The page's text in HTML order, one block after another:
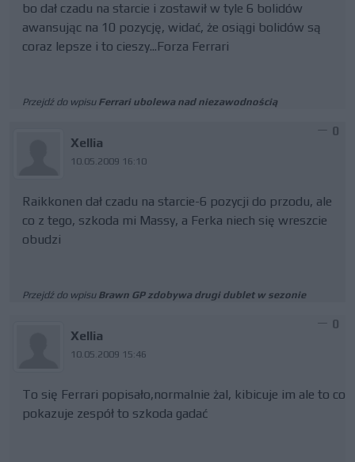
bo dał czadu na starcie i zostawił w tyle 6 bolidów
awansując na 10 pozycję, widać, że osiągi bolidów są
coraz lepsze i to cieszy...Forza Ferrari
Przejdź do wpisu Ferrari ubolewa nad niezawodnością
Xellia
10.05.2009 16:10
0
Raikkonen dał czadu na starcie-6 pozycji do przodu, ale
co z tego, szkoda mi Massy, a Ferka niech się wreszcie
obudzi
Przejdź do wpisu Brawn GP zdobywa drugi dublet w sezonie
Xellia
10.05.2009 15:46
0
To się Ferrari popisało,normalnie żal, kibicuje im ale to co
pokazuje zespół to szkoda gadać